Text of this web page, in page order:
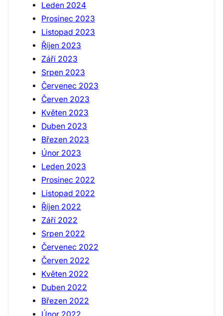
Leden 2024
Prosinec 2023
Listopad 2023
Říjen 2023
Září 2023
Srpen 2023
Červenec 2023
Červen 2023
Květen 2023
Duben 2023
Březen 2023
Únor 2023
Leden 2023
Prosinec 2022
Listopad 2022
Říjen 2022
Září 2022
Srpen 2022
Červenec 2022
Červen 2022
Květen 2022
Duben 2022
Březen 2022